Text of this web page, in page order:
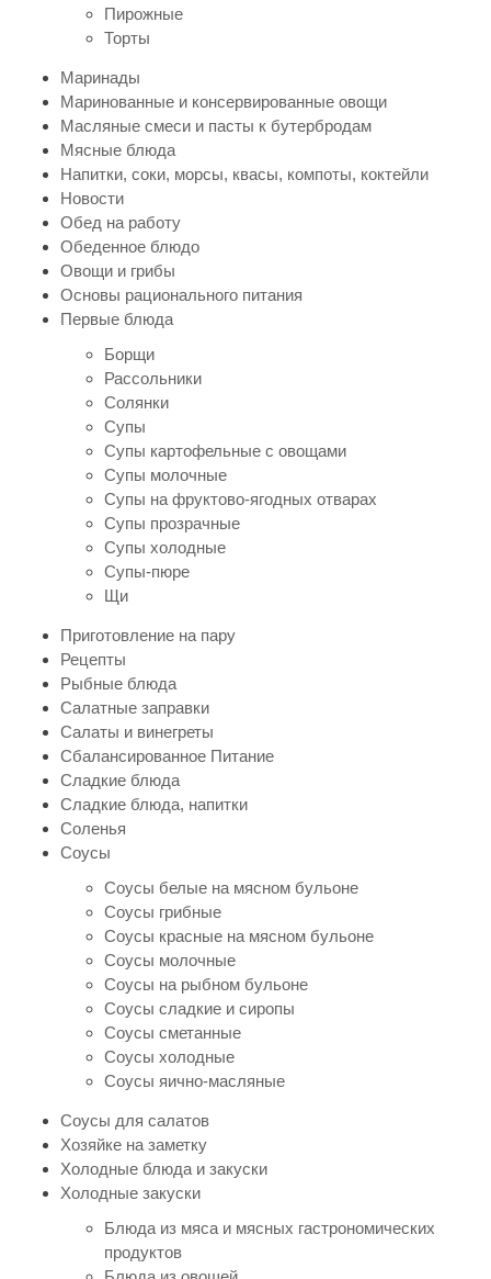
Пирожные
Торты
Маринады
Маринованные и консервированные овощи
Масляные смеси и пасты к бутербродам
Мясные блюда
Напитки, соки, морсы, квасы, компоты, коктейли
Новости
Обед на работу
Обеденное блюдо
Овощи и грибы
Основы рационального питания
Первые блюда
Борщи
Рассольники
Солянки
Супы
Супы картофельные с овощами
Супы молочные
Супы на фруктово-ягодных отварах
Супы прозрачные
Супы холодные
Супы-пюре
Щи
Приготовление на пару
Рецепты
Рыбные блюда
Салатные заправки
Салаты и винегреты
Сбалансированное Питание
Сладкие блюда
Сладкие блюда, напитки
Соленья
Соусы
Соусы белые на мясном бульоне
Соусы грибные
Соусы красные на мясном бульоне
Соусы молочные
Соусы на рыбном бульоне
Соусы сладкие и сиропы
Соусы сметанные
Соусы холодные
Соусы яично-масляные
Соусы для салатов
Хозяйке на заметку
Холодные блюда и закуски
Холодные закуски
Блюда из мяса и мясных гастрономических
продуктов